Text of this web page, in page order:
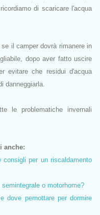
di scaricare l'acqua
se il camper dovrà rimanere in
dopo aver fatto uscire
evitare che residui d'acqua
danneggiarla.
le problematiche invernali
anche:
per un riscaldamento
o motorhome?
dove pernottare per dormire